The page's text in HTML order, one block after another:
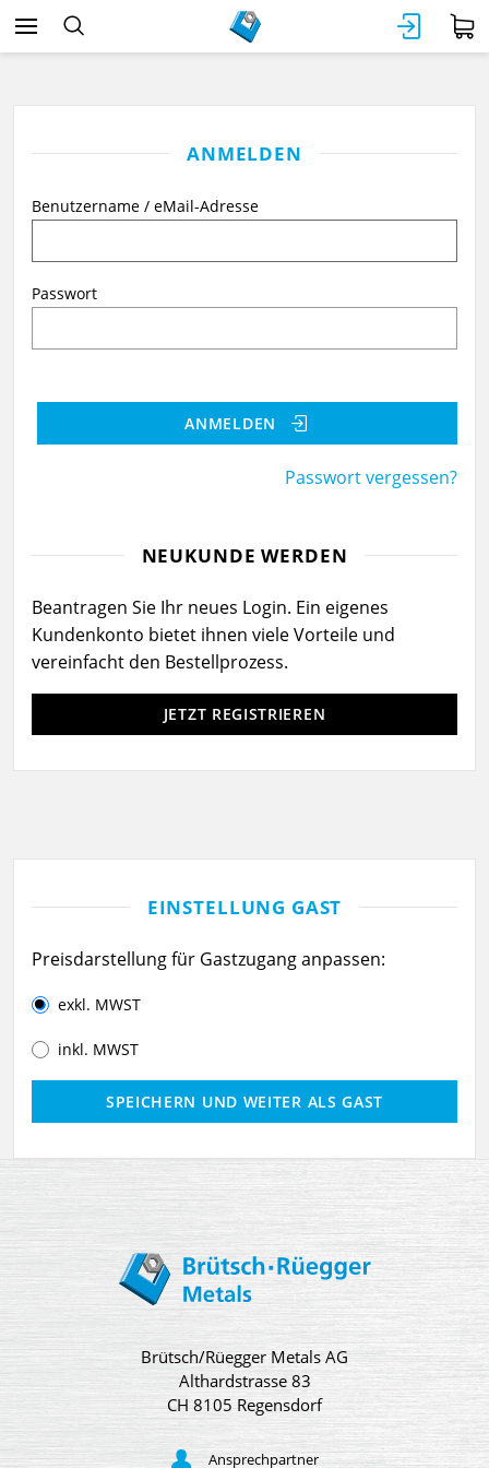
ANMELDEN
Benutzername / eMail-Adresse
Passwort
ANMELDEN
Passwort vergessen?
NEUKUNDE WERDEN
Beantragen Sie Ihr neues Login. Ein eigenes
Kundenkonto bietet ihnen viele Vorteile und
vereinfacht den Bestellprozess.
JETZT REGISTRIEREN
EINSTELLUNG GAST
Preisdarstellung für Gastzugang anpassen:
exkl. MWST
inkl. MWST
Brütsch/Rüegger Metals AG
Althardstrasse 83
CH 8105 Regensdorf
Ansprechpartner